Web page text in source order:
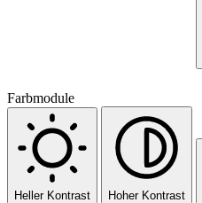
Farbmodule
Heller Kontrast Hoher Kontrast